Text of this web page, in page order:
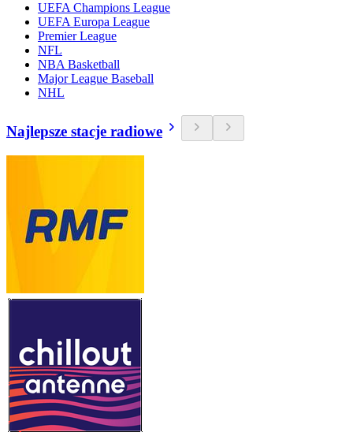
UEFA Champions League
UEFA Europa League
Premier League
NFL
NBA Basketball
Major League Baseball
NHL
Najlepsze stacje radiowe